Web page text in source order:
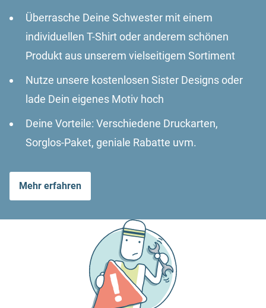
Überrasche Deine Schwester mit einem
individuellen T-Shirt oder anderem schönen
Produkt aus unserem vielseitigem Sortiment
Nutze unsere kostenlosen Sister Designs oder
lade Dein eigenes Motiv hoch
Deine Vorteile: Verschiedene Druckarten,
Sorglos-Paket, geniale Rabatte uvm.
Mehr erfahren